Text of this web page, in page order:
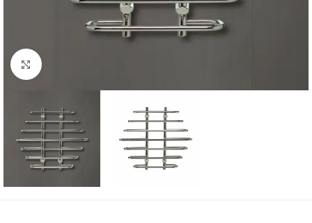
Click to enlarge